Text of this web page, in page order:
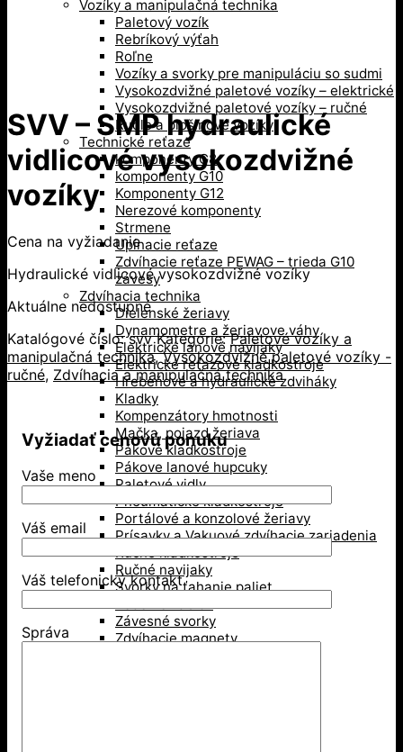
Vozíky a manipulačná technika
Paletový vozík
Rebríkový výťah
Roľne
Vozíky a svorky pre manipuláciu so sudmi
Vysokozdvižné paletové vozíky – elektrické
Vysokozdvižné paletové vozíky – ručné
Rudle a plošinové vozíky
Technické reťaze
komponenty G8
komponenty G10
Komponenty G12
Nerezové komponenty
Strmene
Upínacie reťaze
Zdvíhacie reťaze PEWAG – trieda G10
závesy
Zdvíhacia technika
Dielenské žeriavy
Dynamometre a žeriavove váhy
Elektrické lanové navijaky
Elektrické reťazové kladkostroje
Hrebeňové a hydraulické zdviháky
Kladky
Kompenzátory hmotnosti
Mačka, pojazd žeriava
Pákové kladkostroje
Pákove lanové hupcuky
Paletové vidly
Pneumatické kladkostroje
Portálové a konzolové žeriavy
Prísavky a Vakuové zdvíhacie zariadenia
Ručné kladkostroje
Ručné navijaky
Svorky na ťahanie paliet
Vedenie káblov
Závesné svorky
Zdvíhacie magnety
SVV – SMP hydraulické
vidlicové vysokozdvižné
vozíky
Cena na vyžiadanie
Hydraulické vidlicové vysokozdvižné vozíky
Aktuálne nedostupné
Katalógové číslo:svv Kategórie:Paletové vozíky a
manipulačná technika,Vysokozdvižné paletové vozíky -
ručné, Zdvíhacia a manipulačná technika
Vyžiadať cenovú ponuku
Vaše meno
Váš email
Váš telefonický kontakt
Správa